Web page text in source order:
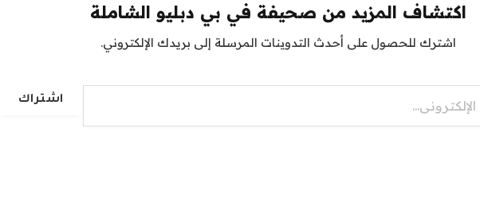
اكتشاف المزيد من صحيفة في بي دبليو الشاملة
اشترك للحصول على أحدث التدوينات المرسلة إلى بريدك الإلكتروني.
اشتراك